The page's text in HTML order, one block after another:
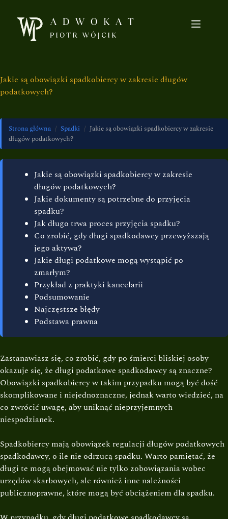
Jakie są obowiązki spadkobiercy w zakresie długów
podatkowych?
Strona główna / Spadki / Jakie są obowiązki spadkobiercy w zakresie
długów podatkowych?
Jakie są obowiązki spadkobiercy w zakresie
długów podatkowych?
Jakie dokumenty są potrzebne do przyjęcia
spadku?
Jak długo trwa proces przyjęcia spadku?
Co zrobić, gdy długi spadkodawcy przewyższają
jego aktywa?
Jakie długi podatkowe mogą wystąpić po
zmarłym?
Przykład z praktyki kancelarii
Podsumowanie
Najczęstsze błędy
Podstawa prawna
Zastanawiasz się, co zrobić, gdy po śmierci bliskiej osoby
okazuje się, że długi podatkowe spadkodawcy są znaczne?
Obowiązki spadkobiercy w takim przypadku mogą być dość
skomplikowane i niejednoznaczne, jednak warto wiedzieć, na
co zwrócić uwagę, aby uniknąć nieprzyjemnych
niespodzianek.
Spadkobiercy mają obowiązek regulacji długów podatkowych
spadkodawcy, o ile nie odrzucą spadku. Warto pamiętać, że
długi te mogą obejmować nie tylko zobowiązania wobec
urzędów skarbowych, ale również inne należności
publicznoprawne, które mogą być obciążeniem dla spadku.